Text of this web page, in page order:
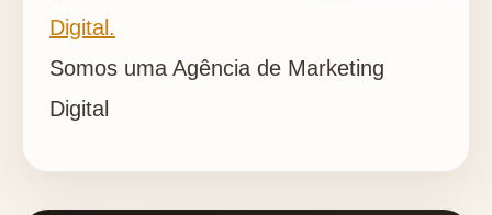
Digital.
Somos uma Agência de Marketing
Digital